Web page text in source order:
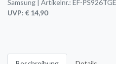
Samsung | Artikelnr.: EF-
UVP: € 14,90